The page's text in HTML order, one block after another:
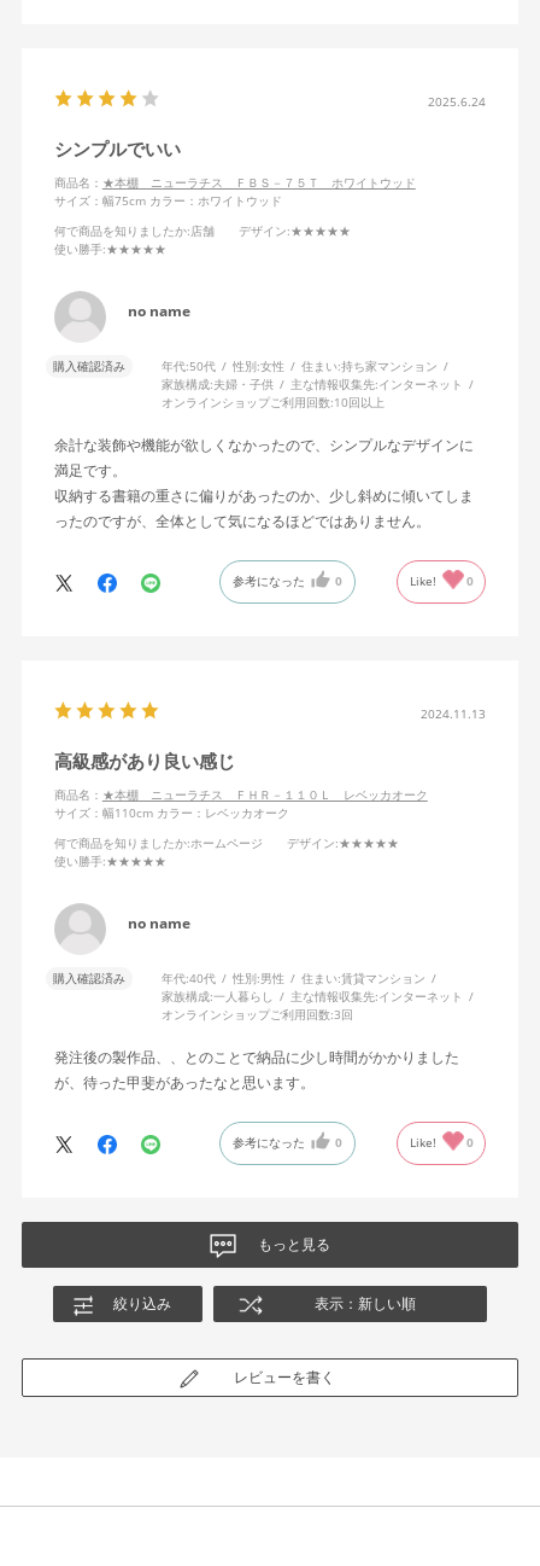
2025.6.24
シンプルでいい
商品名： ★本棚 ニューラチス ＦＢＳ－７５Ｔ ホワイトウッド
サイズ：幅75cm カラー：ホワイトウッド
何で商品を知りましたか:店舗 デザイン:★★★★★
使い勝手:★★★★★
no name
購入確認済み 年代:50代 性別:女性 住まい:持ち家マンション
家族構成:夫婦・子供 主な情報収集先:インターネット
オンラインショップご利用回数:10回以上
余計な装飾や機能が欲しくなかったので、シンプルなデザインに
満足です。
収納する書籍の重さに偏りがあったのか、少し斜めに傾いてしま
ったのですが、全体として気になるほどではありません。
参考になった 0 Like! 0
2024.11.13
高級感があり良い感じ
商品名： ★本棚 ニューラチス ＦＨＲ－１１０Ｌ レベッカオーク
サイズ：幅110cm カラー：レベッカオーク
何で商品を知りましたか:ホームページ デザイン:★★★★★
使い勝手:★★★★★
no name
購入確認済み 年代:40代 性別:男性 住まい:賃貸マンション
家族構成:一人暮らし 主な情報収集先:インターネット
オンラインショップご利用回数:3回
発注後の製作品、、とのことで納品に少し時間がかかりました
が、待った甲斐があったなと思います。
参考になった 0 Like! 0
もっと見る
絞り込み 表示：新しい順
レビューを書く